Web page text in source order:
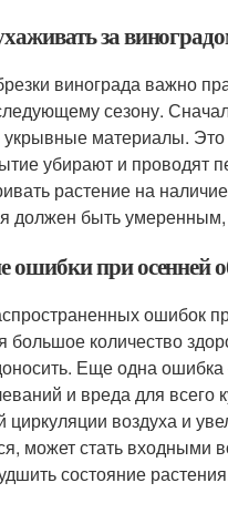
за
винограда важно
сезону.
материалы.
убирают и
растение на
должен быть
ошибки при осенней
ошибок
большое количество
Еще одна
и вреда для всего
циркуляции воздуха и
может стать входными
состояние